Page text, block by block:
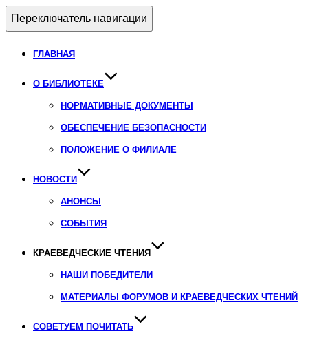
Переключатель навигации
ГЛАВНАЯ
О БИБЛИОТЕКЕ
НОРМАТИВНЫЕ ДОКУМЕНТЫ
ОБЕСПЕЧЕНИЕ БЕЗОПАСНОСТИ
ПОЛОЖЕНИЕ О ФИЛИАЛЕ
НОВОСТИ
АНОНСЫ
СОБЫТИЯ
КРАЕВЕДЧЕСКИЕ ЧТЕНИЯ
НАШИ ПОБЕДИТЕЛИ
МАТЕРИАЛЫ ФОРУМОВ И КРАЕВЕДЧЕСКИХ ЧТЕНИЙ
СОВЕТУЕМ ПОЧИТАТЬ